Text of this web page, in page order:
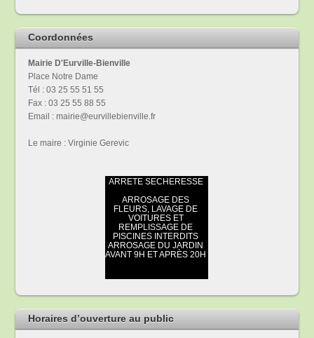
Coordonnées
Mairie D'Eurville-Bienville
Place Notre Dame
Tél : 03 25 55 51 55
Fax : 03 25 55 88 55
Email : mairie@eurvillebienville.fr
Le maire : Virginie Gerevic
Horaires d’ouverture au public